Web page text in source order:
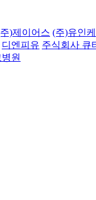
)제이어스 (주)유인
디엔피유 주식회사 큐
원